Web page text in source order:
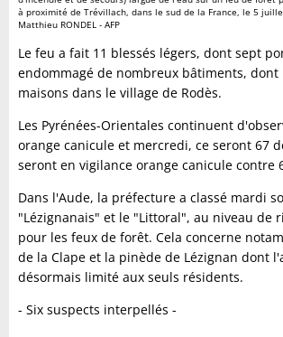
à proximité de Trévillach, dans le sud de la France, le 5
Matthieu RONDEL - AFP
Le feu a fait 11 blessés légers, dont sept
endommagé de nombreux bâtiments,
maisons dans le village de Rodès.
Les Pyrénées-Orientales continuent
orange canicule et mercredi, ce seront 67
seront en vigilance orange canicule contre
Dans l'Aude, la préfecture a classé mardi
"Lézignanais" et le "Littoral", au niveau de
pour les feux de forêt. Cela concerne
de la Clape et la pinède de Lézignan dont
désormais limité aux seuls résidents.
- Six suspects interpellés -